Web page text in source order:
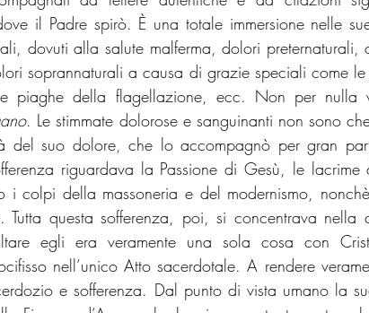
il Padre spirò. È una totale immersione nelle
dovuti alla salute malferma, dolori preternaturali,
soprannaturali a causa di grazie speciali come le
piaghe della flagellazione, ecc. Non per nulla
. Le stimmate dolorose e sanguinanti non sono
del suo dolore, che lo accompagnò per gran
riguardava la Passione di Gesù, le
i colpi della massoneria e del modernismo,
Tutta questa sofferenza, poi, si concentrava nella
egli era veramente una sola cosa con
nell’unico Atto sacerdotale. A rendere
e sofferenza. Dal punto di vista umano la